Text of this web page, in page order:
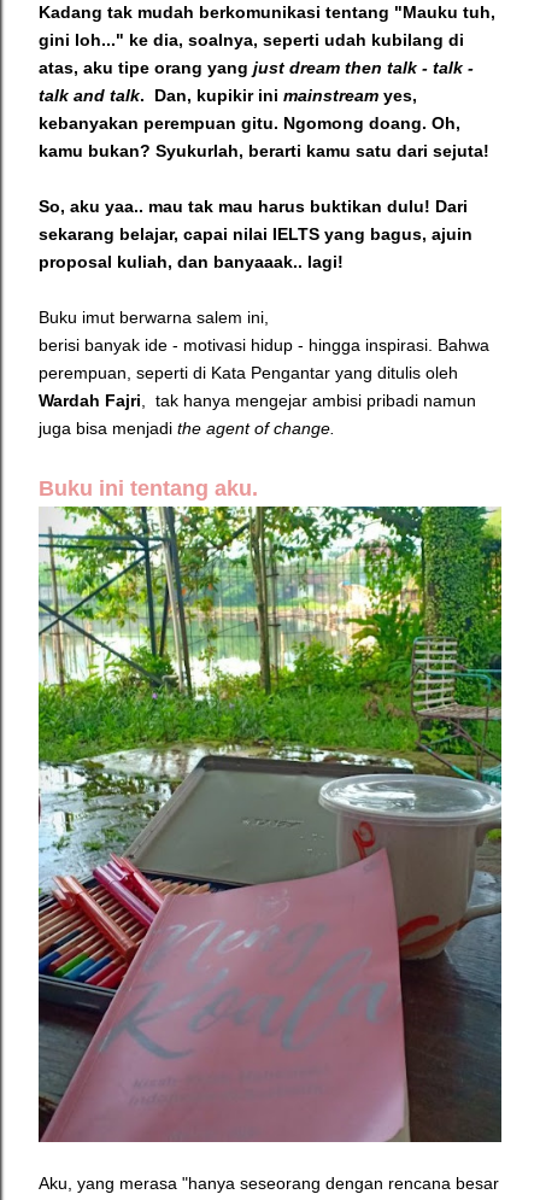
Kadang tak mudah berkomunikasi tentang "Mauku tuh,
gini loh..." ke dia, soalnya, seperti udah kubilang di
atas, aku tipe orang yang just dream then talk - talk -
talk and talk. Dan, kupikir ini mainstream yes,
kebanyakan perempuan gitu. Ngomong doang. Oh,
kamu bukan? Syukurlah, berarti kamu satu dari sejuta!
So, aku yaa.. mau tak mau harus buktikan dulu! Dari
sekarang belajar, capai nilai IELTS yang bagus, ajuin
proposal kuliah, dan banyaaak.. lagi!
Buku imut berwarna salem ini,
berisi banyak ide - motivasi hidup - hingga inspirasi. Bahwa
perempuan, seperti di Kata Pengantar yang ditulis oleh
Wardah Fajri , tak hanya mengejar ambisi pribadi namun
juga bisa menjadi the agent of change.
Buku ini tentang aku.
Aku, yang merasa "hanya seseorang dengan rencana besar